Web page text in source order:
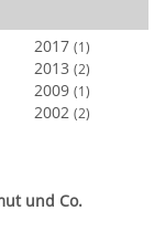
2017 (1)
2013 (2)
2009 (1)
2002 (2)
und Co.